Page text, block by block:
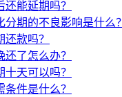
能延期吗？
期的不良影响是什么？
款吗？
了怎么办？
天可以吗？
件是什么？